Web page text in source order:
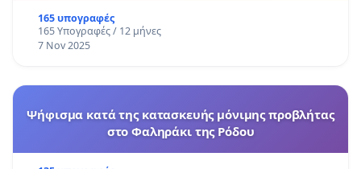
165 υπογραφές
165 Υπογραφές / 12 μήνες
7 Nov 2025
Ψήφισμα κατά της κατασκευής μόνιμης προβλήτας
στο Φαληράκι της Ρόδου